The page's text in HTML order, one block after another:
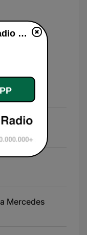
Mercedes
Las 40 En Coplas Radio en vivo